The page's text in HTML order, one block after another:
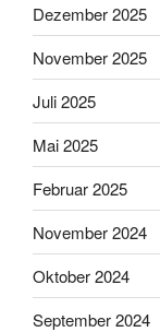
Dezember 2025
November 2025
Juli 2025
Mai 2025
Februar 2025
November 2024
Oktober 2024
September 2024